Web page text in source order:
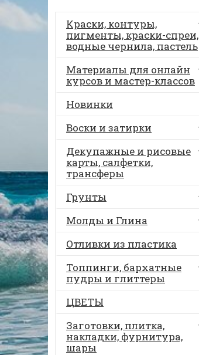
Краски, контуры,
пигменты, краски-спреи,
водные чернила, пастель
Материалы для онлайн
курсов и мастер-классов
Новинки
Воски и затирки
Декупажные и рисовые
карты, салфетки,
трансферы
Грунты
Молды и Глина
Отливки из пластика
Топпинги, бархатные
пудры и глиттеры
ЦВЕТЫ
Заготовки, плитка,
накладки, фурнитура,
шары